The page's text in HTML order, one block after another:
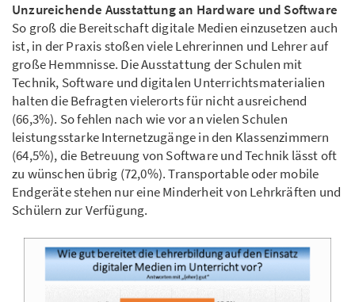
Unzureichende Ausstattung an Hardware und Software
So groß die Bereitschaft digitale Medien einzusetzen auch
ist, in der Praxis stoßen viele Lehrerinnen und Lehrer auf
große Hemmnisse. Die Ausstattung der Schulen mit
Technik, Software und digitalen Unterrichtsmaterialien
halten die Befragten vielerorts für nicht ausreichend
(66,3%). So fehlen nach wie vor an vielen Schulen
leistungsstarke Internetzugänge in den Klassenzimmern
(64,5%), die Betreuung von Software und Technik lässt oft
zu wünschen übrig (72,0%). Transportable oder mobile
Endgeräte stehen nur eine Minderheit von Lehrkräften und
Schülern zur Verfügung.